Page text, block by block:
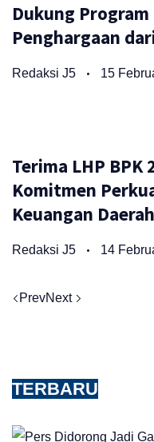
Dukung Program
Penghargaan
Redaksi J5 15
Terima LHP BPK
Komitmen
Keuangan Daerah
Redaksi J5 14
PrevNext
TERBARU